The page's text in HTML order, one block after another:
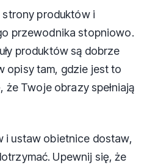
produktów i
przewodnika stopniowo.
produktów są dobrze
opisy tam, gdzie jest to
Twoje obrazy spełniają
i ustaw obietnice dostaw,
Upewnij się, że